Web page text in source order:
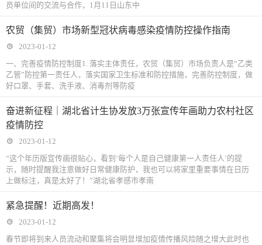
员单位间的交流与合作，1月11日山东中
农贸（集贸）市场新型冠状病毒感染疫情防控操作指南
2023-01-12
一、完善疫情防控制度1. 落实主体责任，农贸（集贸）市场负责人是“乙类
乙管”防控第一责任人，落实国家卫生标准和防控措施，完善防控制度，做
好口罩、手套、洗手液、消毒剂等防疫
奋进新征程｜湖北省计生协发放3万张宣传年画助力农村社区
疫情防控
2023-01-12
“这个年历版宣传画很贴心，看到‘每个人是自己健康第一人责任人’的提
示，随时提醒我注意做好日常健康防护，我也可以将家里重要事情在日历
上做标注，真是太好了！”湖北省孝感市孝南
紧急提醒！近期高发！
2023-01-12
春节即将到来人员流动和聚集将会明显增加疫情传播风险随之增大此时也